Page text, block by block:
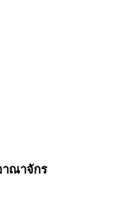
าณาจักร